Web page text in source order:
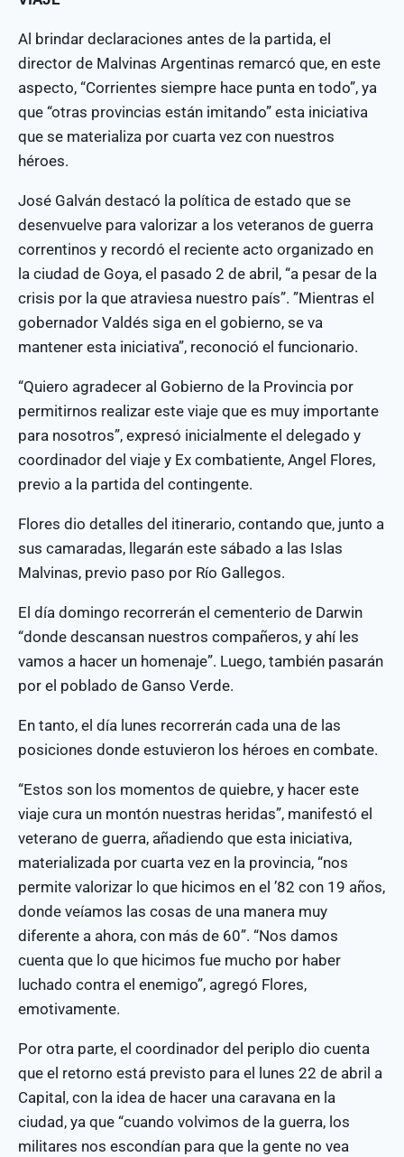
Al brindar declaraciones antes de la partida, el
director de Malvinas Argentinas remarcó que, en este
aspecto, “Corrientes siempre hace punta en todo”, ya
que “otras provincias están imitando” esta iniciativa
que se materializa por cuarta vez con nuestros
héroes.
José Galván destacó la política de estado que se
desenvuelve para valorizar a los veteranos de guerra
correntinos y recordó el reciente acto organizado en
la ciudad de Goya, el pasado 2 de abril, “a pesar de la
crisis por la que atraviesa nuestro país”. ”Mientras el
gobernador Valdés siga en el gobierno, se va
mantener esta iniciativa”, reconoció el funcionario.
“Quiero agradecer al Gobierno de la Provincia por
permitirnos realizar este viaje que es muy importante
para nosotros”, expresó inicialmente el delegado y
coordinador del viaje y Ex combatiente, Angel Flores,
previo a la partida del contingente.
Flores dio detalles del itinerario, contando que, junto a
sus camaradas, llegarán este sábado a las Islas
Malvinas, previo paso por Río Gallegos.
El día domingo recorrerán el cementerio de Darwin
“donde descansan nuestros compañeros, y ahí les
vamos a hacer un homenaje”. Luego, también pasarán
por el poblado de Ganso Verde.
En tanto, el día lunes recorrerán cada una de las
posiciones donde estuvieron los héroes en combate.
“Estos son los momentos de quiebre, y hacer este
viaje cura un montón nuestras heridas”, manifestó el
veterano de guerra, añadiendo que esta iniciativa,
materializada por cuarta vez en la provincia, “nos
permite valorizar lo que hicimos en el ’82 con 19 años,
donde veíamos las cosas de una manera muy
diferente a ahora, con más de 60”. “Nos damos
cuenta que lo que hicimos fue mucho por haber
luchado contra el enemigo”, agregó Flores,
emotivamente.
Por otra parte, el coordinador del periplo dio cuenta
que el retorno está previsto para el lunes 22 de abril a
Capital, con la idea de hacer una caravana en la
ciudad, ya que “cuando volvimos de la guerra, los
militares nos escondían para que la gente no vea